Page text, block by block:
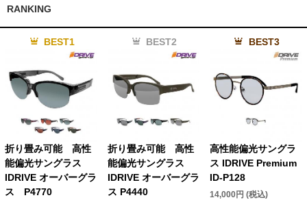
RANKING
BEST1
折り畳み可能 高性
能偏光サングラス
IDRIVE オーバーグラ
ス P4770
BEST2
折り畳み可能 高性
能偏光サングラス
IDRIVE オーバーグラ
ス P4440
BEST3
高性能偏光サングラ
ス IDRIVE Premium
ID-P128
14,000円 (税込)